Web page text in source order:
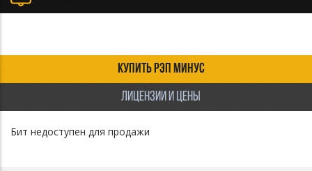
КУПИТЬ РЭП МИНУС
ЛИЦЕНЗИИ И ЦЕНЫ
Бит недоступен для продажи